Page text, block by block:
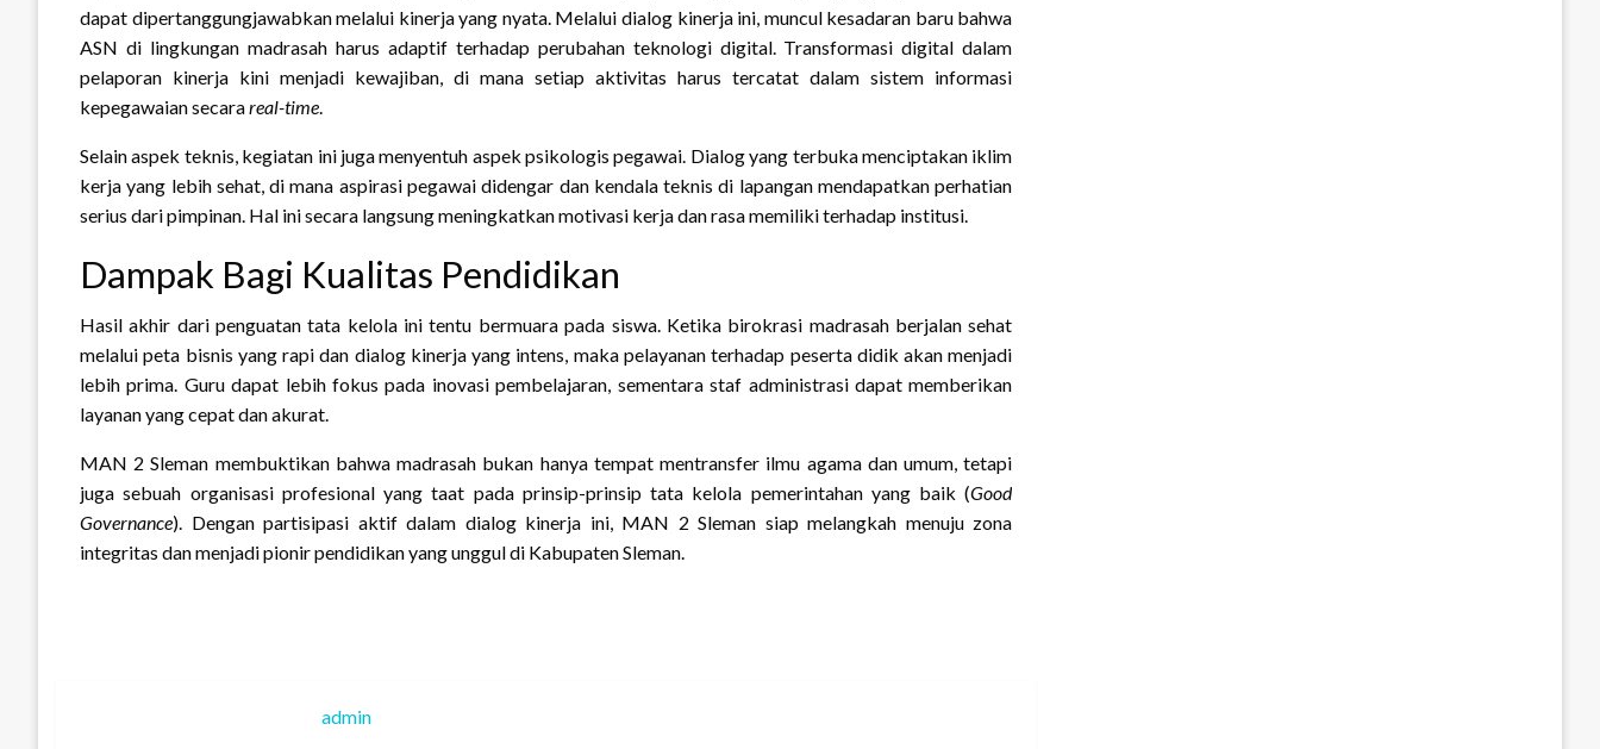
dapat dipertanggungjawabkan melalui kinerja yang nyata. Melalui dialog kinerja ini, muncul kesadaran baru bahwa
ASN di lingkungan madrasah harus adaptif terhadap perubahan teknologi digital. Transformasi digital dalam
pelaporan kinerja kini menjadi kewajiban, di mana setiap aktivitas harus tercatat dalam sistem informasi
kepegawaian secarareal-time.
Selain aspek teknis, kegiatan ini juga menyentuh aspek psikologis pegawai. Dialog yang terbuka menciptakan iklim
kerja yang lebih sehat, di mana aspirasi pegawai didengar dan kendala teknis di lapangan mendapatkan perhatian
serius dari pimpinan. Hal ini secara langsung meningkatkan motivasi kerja dan rasa memiliki terhadap institusi.
Dampak Bagi Kualitas Pendidikan
Hasil akhir dari penguatan tata kelola ini tentu bermuara pada siswa. Ketika birokrasi madrasah berjalan sehat
melalui peta bisnis yang rapi dan dialog kinerja yang intens, maka pelayanan terhadap peserta didik akan menjadi
lebih prima. Guru dapat lebih fokus pada inovasi pembelajaran, sementara staf administrasi dapat memberikan
layanan yang cepat dan akurat.
MAN 2 Sleman membuktikan bahwa madrasah bukan hanya tempat mentransfer ilmu agama dan umum, tetapi
juga sebuah organisasi profesional yang taat pada prinsip-prinsip tata kelola pemerintahan yang baik (Good
Governance). Dengan partisipasi aktif dalam dialog kinerja ini, MAN 2 Sleman siap melangkah menuju zona
integritas dan menjadi pionir pendidikan yang unggul di Kabupaten Sleman.
admin